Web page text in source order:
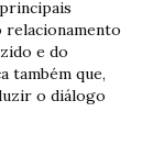
relacionamento
e do
também que,
o diálogo